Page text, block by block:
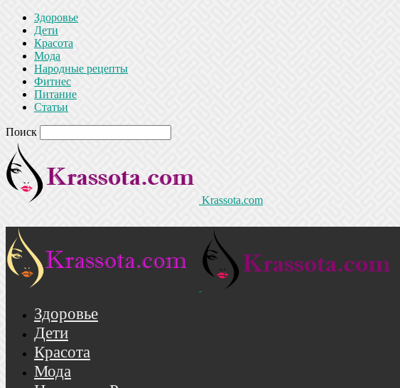
Здоровье
Дети
Красота
Мода
Народные рецепты
Фитнес
Питание
Статьи
Поиск
Krassota.com
Здоровье
Дети
Красота
Мода